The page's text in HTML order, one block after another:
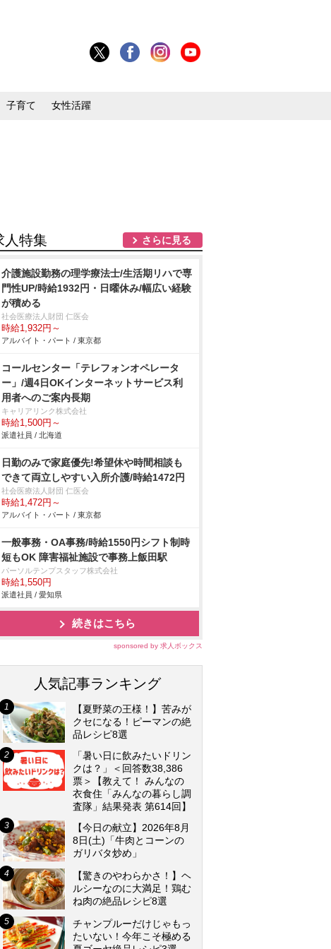
子育て 女性活躍
人特集 さらに見る
介護施設勤務の理学療法士/生活期リハで専
門性UP/時給1932円・日曜休み/幅広い経験
が積める
社会医療法人財団 仁医会
時給1,932円～
アルバイト・パート / 東京都
コールセンター「テレフォンオペレータ
ー」/週4日OKインターネットサービス利
用者へのご案内長期
キャリアリンク株式会社
時給1,500円～
派遣社員 / 北海道
日勤のみで家庭優先!希望休や時間相談も
できて両立しやすい入所介護/時給1472円
社会医療法人財団 仁医会
時給1,472円～
アルバイト・パート / 東京都
一般事務・OA事務/時給1550円シフト制時
短もOK 障害福祉施設で事務上飯田駅
パーソルテンプスタッフ株式会社
時給1,550円
派遣社員 / 愛知県
続きはこちら
sponsored by 求人ボックス
人気記事ランキング
【夏野菜の王様！】苦みが
クセになる！ピーマンの絶
品レシピ8選
「暑い日に飲みたいドリン
クは？」＜回答数38,386
票＞【教えて！ みんなの
衣食住「みんなの暮らし調
査隊」結果発表 第614回】
【今日の献立】2026年8月
8日(土)「牛肉とコーンの
ガリバタ炒め」
【驚きのやわらかさ！】ヘ
ルシーなのに大満足！鶏む
ね肉の絶品レシピ8選
チャンプルーだけじゃもっ
たいない！今年こそ極める